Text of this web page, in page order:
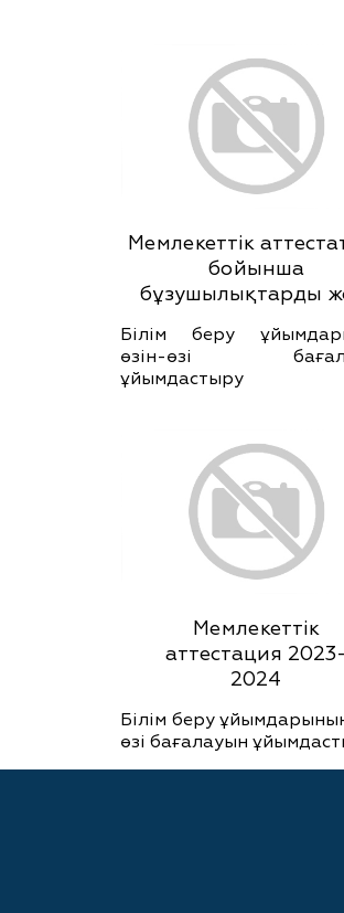
Мемлекеттік
бойынша
бұзушылықтарды
Білім беру
өзін-өзі
ұйымдастыру
Мемлекеттік
аттестация 2023-
2024
Білім беру
өзі бағалауын